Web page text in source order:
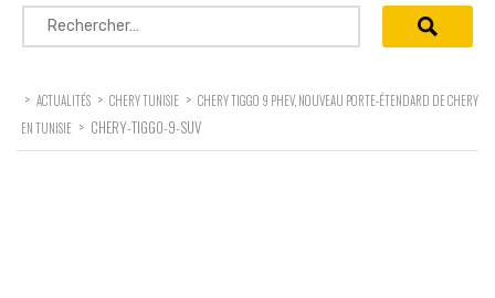
Rechercher :
> ACTUALITÉS > CHERY TUNISIE > CHERY TIGGO 9 PHEV, NOUVEAU PORTE-ÉTENDARD DE CHERY
EN TUNISIE > CHERY-TIGGO-9-SUV